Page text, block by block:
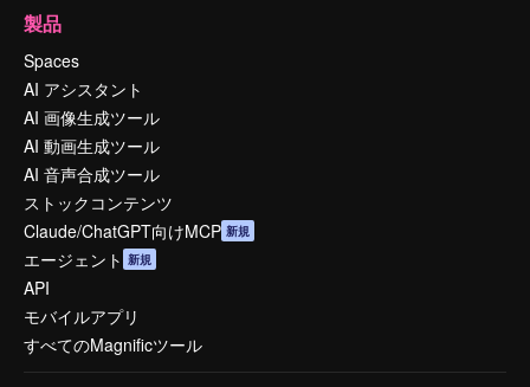
製品
Spaces
AI アシスタント
AI 画像生成ツール
AI 動画生成ツール
AI 音声合成ツール
ストックコンテンツ
Claude/ChatGPT向けMCP 新規
エージェント 新規
API
モバイルアプリ
すべてのMagnificツール